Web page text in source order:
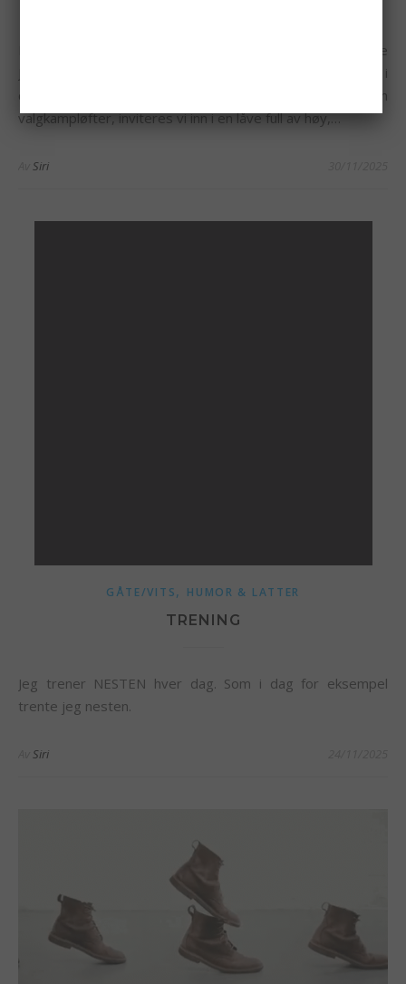
Julekalender 2025 som et friskt – og litt stikkende – pust i
desemberlufta. Med to nisser med neser lange som
valgkampløfter, inviteres vi inn i en låve full av høy,…
Siri
GÅTE/VITS, HUMOR & LATTER
TRENING
Jeg trener NESTEN hver dag. Som i dag for eksempel
trente jeg nesten.
Siri